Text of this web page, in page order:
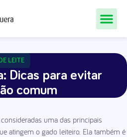
LEITE
Dicas para evitar
comum
uma das principais
atingem o gado leiteiro. Ela também é